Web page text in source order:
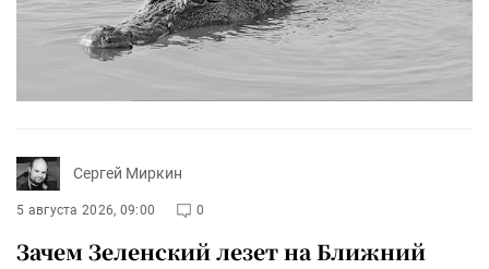
Сергей Миркин
5 августа 2026, 09:00 0
Зачем Зеленский лезет на Ближний